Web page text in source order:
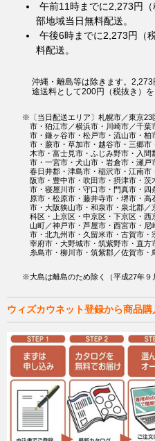
午前11時までに2,273円
部地域当日無料配送。
午後6時までに2,273円（
料配送。
沖縄・離島等は除きます。
途送料として200円（税抜き）を
※〔当日配送エリア〕札幌市／東京
市・狛江市／横浜市・川崎市／千
市・鎌ヶ谷市・松戸市・流山市・
市・蕨市・草加市・越谷市・三郷
木市・富士見市・ふじみ野市・入
市・一宮市・犬山市・岩倉市・瀬
春日井郡・津島市・稲沢市・江南
阪市・豊中市・吹田市・摂津市・
市・寝屋川市・守口市・門真市・
原市・松原市・藤井寺市・堺市・
市・大阪狭山市・和泉市・泉北郡
科区・上京区・中京区・下京区・
山町／神戸市・芦屋市・西宮市・
市・北九州市・久留米市・古賀市
宰府市・大野城市・筑紫野市・直方
糸島市・柳川市・筑紫郡／佐賀市・
※大島は離島のため除く（平成27年９
ウィズカウネット登録から商品